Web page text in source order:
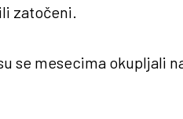
zatočeni.
se mesecima okupljali